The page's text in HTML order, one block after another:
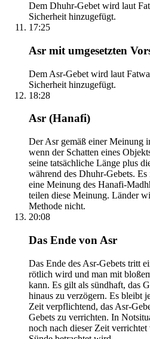
Dem Dhuhr-Gebet wird laut
Sicherheit hinzugefügt.
17:25
Asr mit umgesetzten
Dem Asr-Gebet wird laut
Sicherheit hinzugefügt.
18:28
Asr (Hanafi)
Der Asr gemäß einer Meinung
wenn der Schatten eines
seine tatsächliche Länge plus
während des Dhuhr-Gebets. Es
eine Meinung des Hanafi-
teilen diese Meinung. Länder
Methode nicht.
20:08
Das Ende von Asr
Das Ende des Asr-Gebets tritt
rötlich wird und man mit
kann. Es gilt als sündhaft, das
hinaus zu verzögern. Es bleibt
Zeit verpflichtend, das Asr-
Gebets zu verrichten. In
noch nach dieser Zeit verrichtet